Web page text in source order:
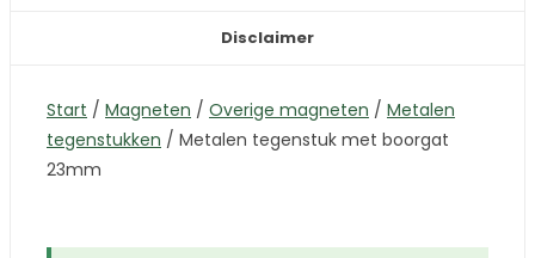
Disclaimer
Start / Magneten / Overige magneten / Metalen
tegenstukken / Metalen tegenstuk met boorgat
23mm